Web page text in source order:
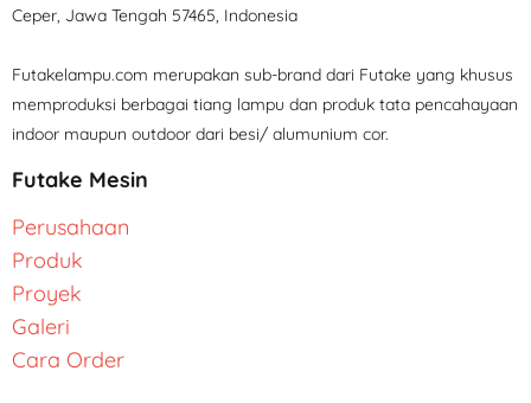
Ceper, Jawa Tengah 57465, Indonesia
Futakelampu.com merupakan sub-brand dari Futake yang khusus
memproduksi berbagai tiang lampu dan produk tata pencahayaan
indoor maupun outdoor dari besi/ alumunium cor.
Futake Mesin
Perusahaan
Produk
Proyek
Galeri
Cara Order